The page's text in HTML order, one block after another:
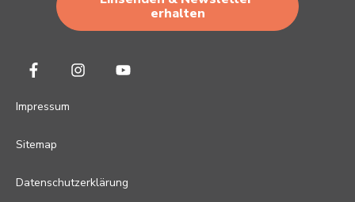
Impressum
Sitemap
Datenschutzerklärung